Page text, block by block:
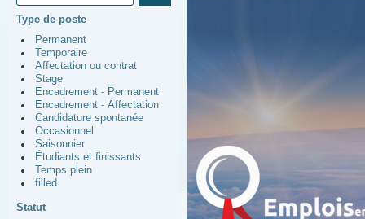
Type de poste
Permanent
Temporaire
Affectation ou contrat
Stage
Encadrement - Permanent
Encadrement - Affectation
Candidature spontanée
Occasionnel
Saisonnier
Étudiants et finissants
Temps plein
filled
Statut